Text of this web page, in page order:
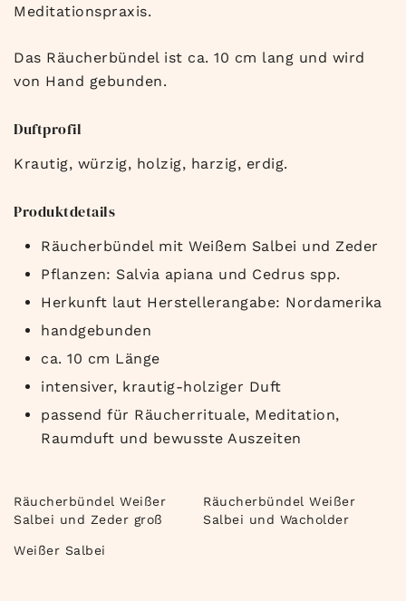
Meditationspraxis.
Das Räucherbündel ist ca. 10 cm lang und wird
von Hand gebunden.
Duftprofil
Krautig, würzig, holzig, harzig, erdig.
Produktdetails
Räucherbündel mit Weißem Salbei und Zeder
Pflanzen: Salvia apiana und Cedrus spp.
Herkunft laut Herstellerangabe: Nordamerika
handgebunden
ca. 10 cm Länge
intensiver, krautig-holziger Duft
passend für Räucherrituale, Meditation,
Raumduft und bewusste Auszeiten
Räucherbündel Weißer
Salbei und Zeder groß
Räucherbündel Weißer
Salbei und Wacholder
Weißer Salbei